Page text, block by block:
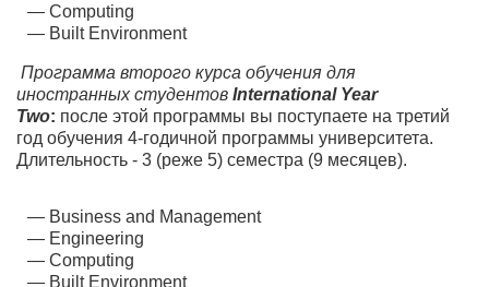
Computing
Built Environment
Программа второго курса обучения для
иностранных студентов International Year
Two: после этой программы вы поступаете на третий
год обучения 4-годичной программы университета.
Длительность - 3 (реже 5) семестра (9 месяцев).
Business and Management
Engineering
Computing
Built Environment